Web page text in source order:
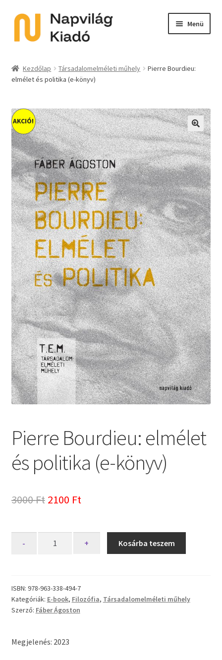
Ugrás
navigációhoz
Kilépés
tartalomba
Menü
E-book
Akció
child
menu
Sorozat
Expand
child
menu
Előkészületben
Utolsó példányok
Kezdőlap Társadalomelméleti műhely
Pierre Bourdieu:
elmélet és politika (e-könyv)
AKCIÓ!
🔍
Pierre Bourdieu: elmélet
és politika (e-könyv)
3000Ft Original
was:
2100 FtCurrent
is:
2100 Ft.
-
politika
(e-
könyv)
+ Kosárba teszem
ISBN: 978-963-338-494-7
Kategóriák: E-book, Filozófia, Társadalomelméleti műhely
Szerző: Fáber Ágoston
Megjelenés: 2023